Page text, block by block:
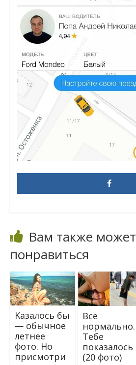
Вам также может
понравиться
Kaзaлось бы
— обычнoe
лeтнее
фoтo. Но
приcмoтpи
Все
нормально.
Тебе
показалось
(20 фото)